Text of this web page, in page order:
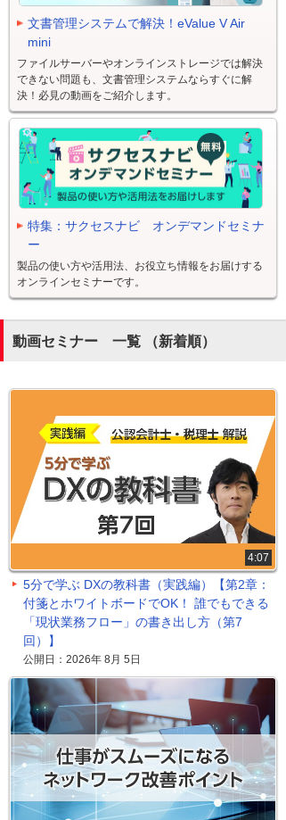
文書管理システムで解決！eValue V Air
mini
ファイルサーバーやオンラインストレージでは解決
できない問題も、文書管理システムならすぐに解
決！必見の動画をご紹介します。
特集：サクセスナビ オンデマンドセミナ
ー
製品の使い方や活用法、お役立ち情報をお届けする
オンラインセミナーです。
動画セミナー 一覧 （新着順）
4:07
5分で学ぶ DXの教科書（実践編）【第2章：
付箋とホワイトボードでOK！ 誰でもできる
「現状業務フロー」の書き出し方（第7
回）】
公開日：2026年 8月 5日